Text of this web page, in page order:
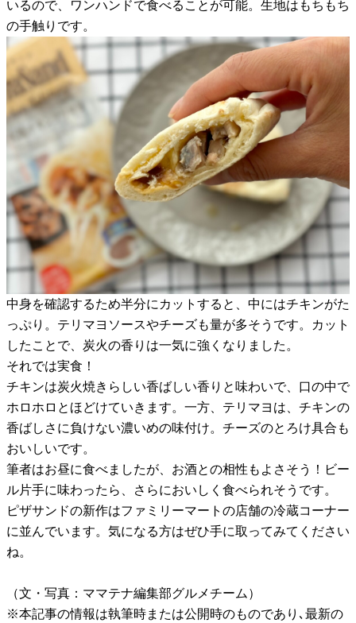
いるので、ワンハンドで食べることが可能。生地はもちもち
の手触りです。
中身を確認するため半分にカットすると、中にはチキンがた
っぷり。テリマヨソースやチーズも量が多そうです。カット
したことで、炭火の香りは一気に強くなりました。
それでは実食！
チキンは炭火焼きらしい香ばしい香りと味わいで、口の中で
ホロホロとほどけていきます。一方、テリマヨは、チキンの
香ばしさに負けない濃いめの味付け。チーズのとろけ具合も
おいしいです。
筆者はお昼に食べましたが、お酒との相性もよさそう！ビー
ル片手に味わったら、さらにおいしく食べられそうです。
ピザサンドの新作はファミリーマートの店舗の冷蔵コーナー
に並んでいます。気になる方はぜひ手に取ってみてください
ね。
（文・写真：ママテナ編集部グルメチーム）
※本記事の情報は執筆時または公開時のものであり､最新の